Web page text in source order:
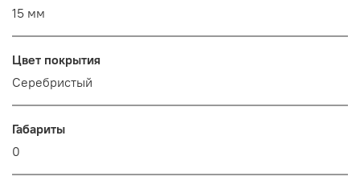
15 мм
Цвет покрытия
Серебристый
Габариты
0